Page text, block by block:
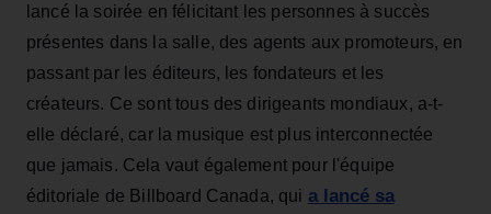
lancé la soirée en félicitant les personnes à succès
présentes dans la salle, des agents aux promoteurs, en
passant par les éditeurs, les fondateurs et les
créateurs. Ce sont tous des dirigeants mondiaux, a-t-
elle déclaré, car la musique est plus interconnectée
que jamais. Cela vaut également pour l'équipe
éditoriale de Billboard Canada, qui a lancé sa